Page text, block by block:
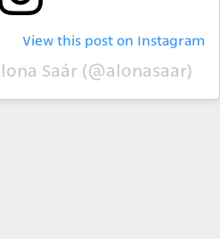
View this post on Instagram
Saár (@alonasaar)